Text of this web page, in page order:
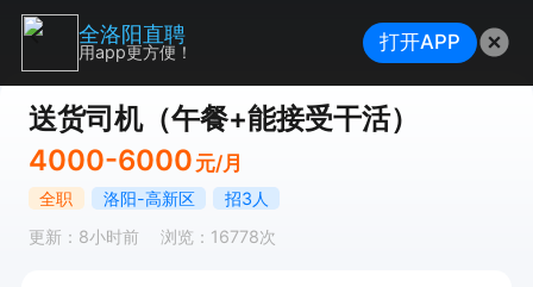
送货司机（午餐+能接受干活）
4000-6000 元/月
全职 洛阳-高新区
招3人
更新：8小时前
浏览：16778次
全洛阳直聘
用app更方便！ 打开APP